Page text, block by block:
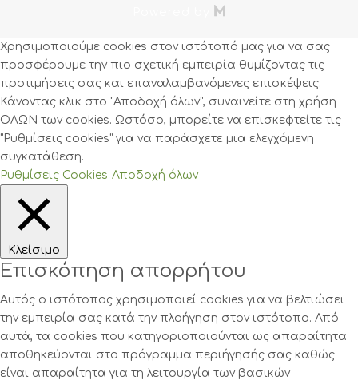

Χρησιμοποιούμε cookies στον ιστότοπό μας για να σας
προσφέρουμε την πιο σχετική εμπειρία θυμίζοντας τις
προτιμήσεις σας και επαναλαμβανόμενες επισκέψεις.
Κάνοντας κλικ στο "Αποδοχή όλων", συναινείτε στη χρήση
ΟΛΩΝ των cookies. Ωστόσο, μπορείτε να επισκεφτείτε τις
"Ρυθμίσεις cookies" για να παράσχετε μια ελεγχόμενη
συγκατάθεση.
Ρυθμίσεις Cookies Αποδοχή όλων
Κλείσιμο
Επισκόπηση απορρήτου
Αυτός ο ιστότοπος χρησιμοποιεί cookies για να βελτιώσει
την εμπειρία σας κατά την πλοήγηση στον ιστότοπο. Από
αυτά, τα cookies που κατηγοριοποιούνται ως απαραίτητα
αποθηκεύονται στο πρόγραμμα περιήγησής σας καθώς
είναι απαραίτητα για τη λειτουργία των βασικών